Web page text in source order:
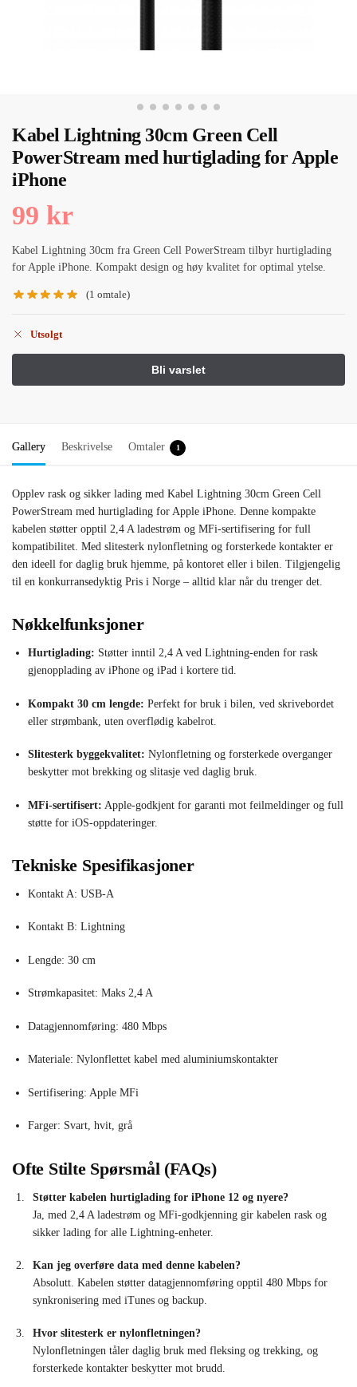
Kabel Lightning 30cm Green Cell
PowerStream med hurtiglading for Apple
iPhone
99 kr
Kabel Lightning 30cm fra Green Cell PowerStream tilbyr hurtiglading
for Apple iPhone. Kompakt design og høy kvalitet for optimal ytelse.
(1 omtale)
Utsolgt
Gallery Beskrivelse Omtaler 1
Opplev rask og sikker lading med Kabel Lightning 30cm Green Cell
PowerStream med hurtiglading for Apple iPhone. Denne kompakte
kabelen støtter opptil 2,4 A ladestrøm og MFi-sertifisering for full
kompatibilitet. Med slitesterk nylonfletning og forsterkede kontakter er
den ideell for daglig bruk hjemme, på kontoret eller i bilen. Tilgjengelig
til en konkurransedyktig Pris i Norge – alltid klar når du trenger det.
Nøkkelfunksjoner
Hurtiglading: Støtter inntil 2,4 A ved Lightning-enden for rask
gjenopplading av iPhone og iPad i kortere tid.
Kompakt 30 cm lengde: Perfekt for bruk i bilen, ved skrivebordet
eller strømbank, uten overflødig kabelrot.
Slitesterk bygge­kvalitet: Nylonfletning og forsterkede overganger
beskytter mot brekking og slitasje ved daglig bruk.
MFi-sertifisert: Apple-godkjent for garanti mot feilmeldinger og full
støtte for iOS-oppdateringer.
Tekniske Spesifikasjoner
Kontakt A: USB-A
Kontakt B: Lightning
Lengde: 30 cm
Strømkapasitet: Maks 2,4 A
Datagjennomføring: 480 Mbps
Materiale: Nylonflettet kabel med aluminiumskontakter
Sertifisering: Apple MFi
Farger: Svart, hvit, grå
Ofte Stilte Spørsmål (FAQs)
Støtter kabelen hurtiglading for iPhone 12 og nyere?
Ja, med 2,4 A ladestrøm og MFi-godkjenning gir kabelen rask og
sikker lading for alle Lightning-enheter.
Kan jeg overføre data med denne kabelen?
Absolutt. Kabelen støtter datagjennomføring opptil 480 Mbps for
synkronisering med iTunes og backup.
Hvor slitesterk er nylonfletningen?
Nylonfletningen tåler daglig bruk med fleksing og trekking, og
forsterkede kontakter beskytter mot brudd.